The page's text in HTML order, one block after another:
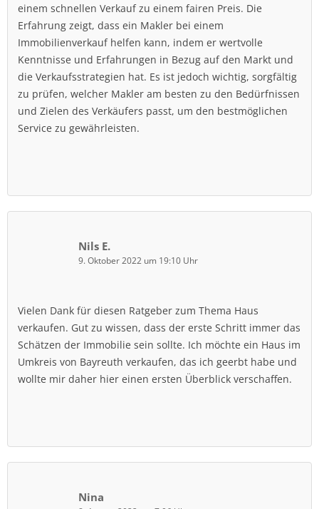
einem schnellen Verkauf zu einem fairen Preis. Die
Erfahrung zeigt, dass ein Makler bei einem
Immobilienverkauf helfen kann, indem er wertvolle
Kenntnisse und Erfahrungen in Bezug auf den Markt und
die Verkaufsstrategien hat. Es ist jedoch wichtig, sorgfältig
zu prüfen, welcher Makler am besten zu den Bedürfnissen
und Zielen des Verkäufers passt, um den bestmöglichen
Service zu gewährleisten.
Nils E.
9. Oktober 2022 um 19:10 Uhr
Vielen Dank für diesen Ratgeber zum Thema Haus
verkaufen. Gut zu wissen, dass der erste Schritt immer das
Schätzen der Immobilie sein sollte. Ich möchte ein Haus im
Umkreis von Bayreuth verkaufen, das ich geerbt habe und
wollte mir daher hier einen ersten Überblick verschaffen.
Nina